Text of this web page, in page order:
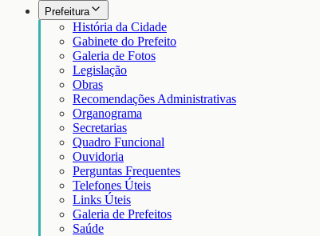
Prefeitura
História da Cidade
Gabinete do Prefeito
Galeria de Fotos
Legislação
Obras
Recomendações Administrativas
Organograma
Secretarias
Quadro Funcional
Ouvidoria
Perguntas Frequentes
Telefones Úteis
Links Úteis
Galeria de Prefeitos
Saúde